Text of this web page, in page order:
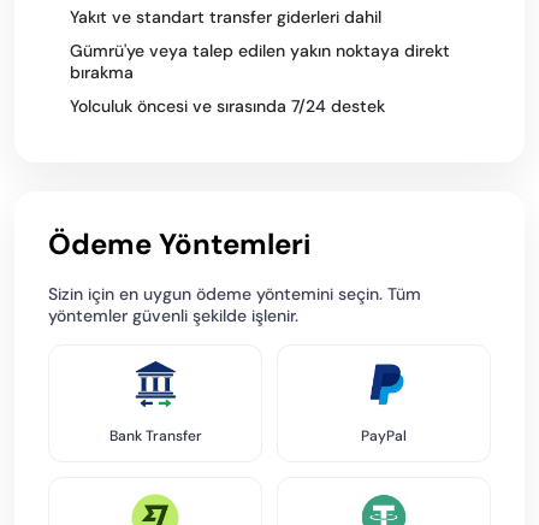
Yakıt ve standart transfer giderleri dahil
Gümrü'ye veya talep edilen yakın noktaya direkt
bırakma
Yolculuk öncesi ve sırasında 7/24 destek
Ödeme Yöntemleri
Sizin için en uygun ödeme yöntemini seçin. Tüm
yöntemler güvenli şekilde işlenir.
Bank Transfer PayPal